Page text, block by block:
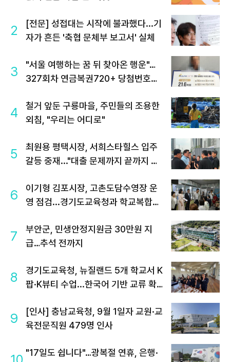
2
[전문] 성접대는 시작에 불과했다...기
자가 흔든 '축협 문체부 보고서' 실체
3
"서울 여행하는 꿈 뒤 찾아온 행운"…
327회차 연금복권720+ 당첨번호조
4
철거 앞둔 구룡마을, 주민들의 조용한
외침, "우리는 어디로"
5
최원용 평택시장, 서희스타힐스 입주
갈등 중재..."대출 문제까지 끝까지 살
6
이기형 김포시장, 고촌도담수영장 운
영 점검...경기도교육청과 학교복합시
7
부안군, 민생안정지원금 30만원 지
급…추석 전까지
8
경기도교육청, 뉴질랜드 5개 학교서 K
팝·K뷰티 수업...한국어 기반 교류 확
9
[인사] 충남교육청, 9월 1일자 교원·교
육전문직원 479명 인사
"17일도 쉽니다"…광복절 연휴, 은행·